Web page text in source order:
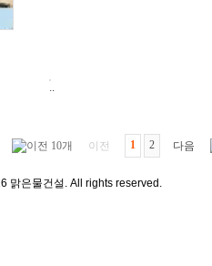
..
이전 1 2 다음